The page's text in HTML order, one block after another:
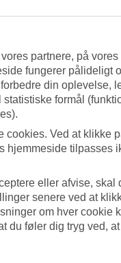
partnere, på vores
fungerer pålideligt
din oplevelse,
formål
cookies. Ved at klikke
hjemmeside tilpasses
eller afvise, skal
senere ved at
om hver cookie
du føler dig tryg ved,